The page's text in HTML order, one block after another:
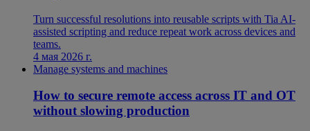
Turn successful resolutions into reusable scripts with Tia AI-
assisted scripting and reduce repeat work across devices and
teams.
4 мая 2026 г.
Manage systems and machines
How to secure remote access across IT and OT
without slowing production